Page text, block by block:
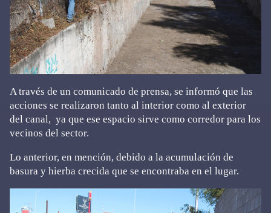
A través de un comunicado de prensa, se informó que las
acciones se realizaron tanto al interior como al exterior
del canal, ya que ese espacio sirve como corredor para los
vecinos del sector.
Lo anterior, en mención, debido a la acumulación de
basura y hierba crecida que se encontraba en el lugar.